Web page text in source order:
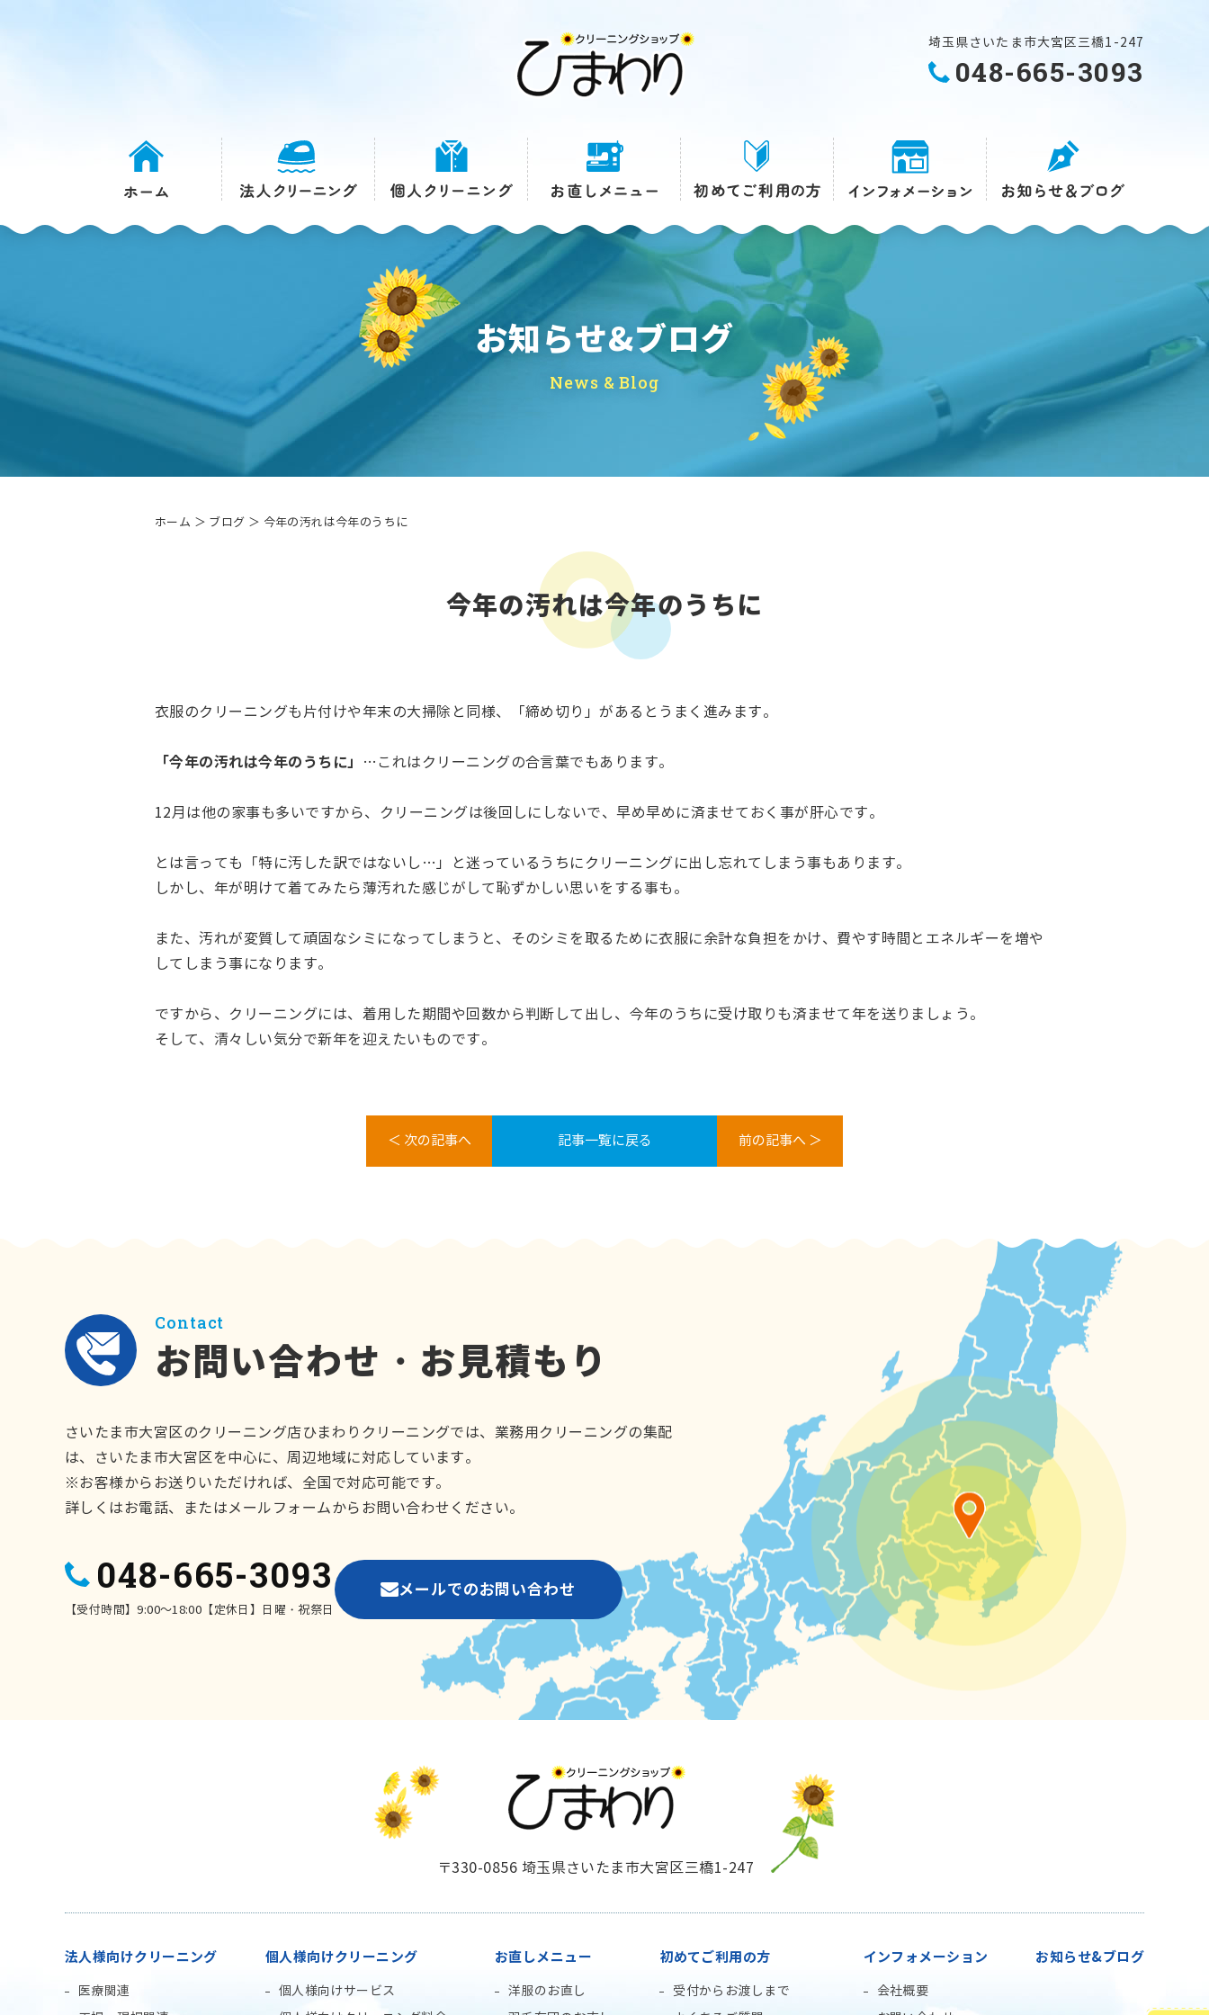
埼玉県さいたま市大宮区三橋1-247
048-665-3093
お知らせ&ブログ
News & Blog
ホーム ＞ ブログ ＞ 今年の汚れは今年のうちに
今年の汚れは今年のうちに
衣服のクリーニングも片付けや年末の大掃除と同様、「締め切り」があるとうまく進みます。
「今年の汚れは今年のうちに」 …これはクリーニングの合言葉でもあります。
12月は他の家事も多いですから、クリーニングは後回しにしないで、早め早めに済ませておく事が肝心です。
とは言っても「特に汚した訳ではないし…」と迷っているうちにクリーニングに出し忘れてしまう事もあります。
しかし、年が明けて着てみたら薄汚れた感じがして恥ずかしい思いをする事も。
また、汚れが変質して頑固なシミになってしまうと、そのシミを取るために衣服に余計な負担をかけ、費やす時間とエネルギーを増や
してしまう事になります。
ですから、クリーニングには、着用した期間や回数から判断して出し、今年のうちに受け取りも済ませて年を送りましょう。
そして、清々しい気分で新年を迎えたいものです。
＜ 次の記事へ 記事一覧に戻る 前の記事へ ＞
Contact
お問い合わせ・お見積もり
さいたま市大宮区のクリーニング店ひまわりクリーニングでは、業務用クリーニングの集配
は、さいたま市大宮区を中心に、周辺地域に対応しています。
※お客様からお送りいただければ、全国で対応可能です。
詳しくはお電話、またはメールフォームからお問い合わせください。
048-665-3093
【受付時間】9:00～18:00【定休日】日曜・祝祭日
メールでのお問い合わせ
〒330-0856 埼玉県さいたま市大宮区三橋1-247
法人様向けクリーニング
医療関連
個人様向けクリーニング
個人様向けサービス
お直しメニュー
洋服のお直し
初めてご利用の方
受付からお渡しまで
インフォメーション
会社概要
お知らせ&ブログ